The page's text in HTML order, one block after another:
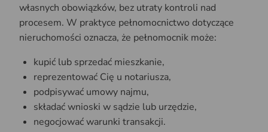
własnych obowiązków, bez utraty kontroli nad
procesem. W praktyce pełnomocnictwo dotyczące
nieruchomości oznacza, że pełnomocnik może:
kupić lub sprzedać mieszkanie,
reprezentować Cię u notariusza,
podpisywać umowy najmu,
składać wnioski w sądzie lub urzędzie,
negocjować warunki transakcji.